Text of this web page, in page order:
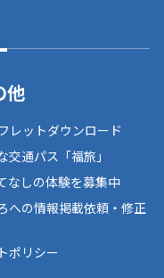
他
レットダウンロード
交通パス「福旅」
なしの体験を募集中
への情報掲載依頼・修正
ポリシー